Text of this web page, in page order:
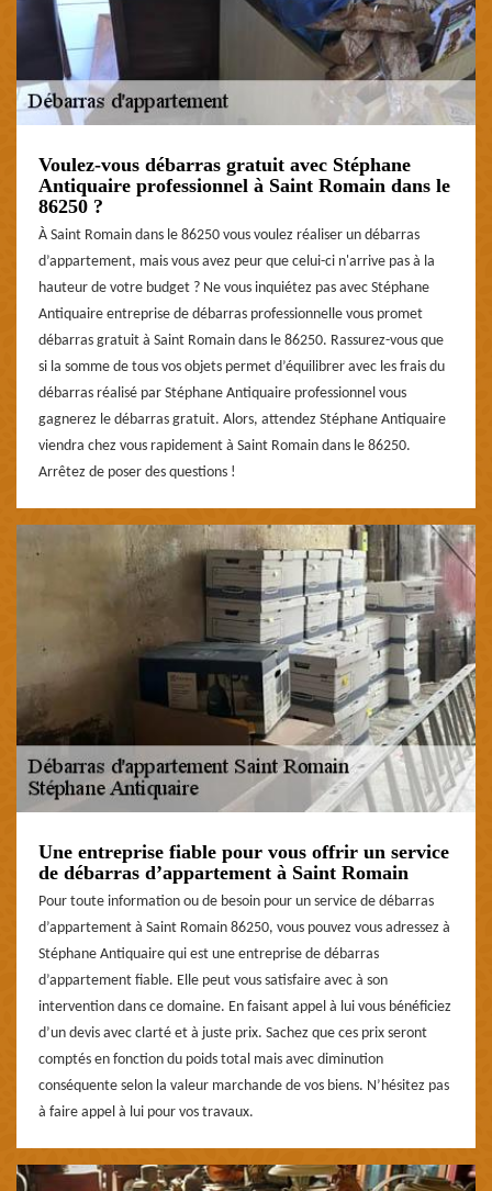
Voulez-vous débarras gratuit avec Stéphane
Antiquaire professionnel à Saint Romain dans le
86250 ?
À Saint Romain dans le 86250 vous voulez réaliser un débarras
d’appartement, mais vous avez peur que celui-ci n'arrive pas à la
hauteur de votre budget ? Ne vous inquiétez pas avec Stéphane
Antiquaire entreprise de débarras professionnelle vous promet
débarras gratuit à Saint Romain dans le 86250. Rassurez-vous que
si la somme de tous vos objets permet d’équilibrer avec les frais du
débarras réalisé par Stéphane Antiquaire professionnel vous
gagnerez le débarras gratuit. Alors, attendez Stéphane Antiquaire
viendra chez vous rapidement à Saint Romain dans le 86250.
Arrêtez de poser des questions !
Une entreprise fiable pour vous offrir un service
de débarras d’appartement à Saint Romain
Pour toute information ou de besoin pour un service de débarras
d’appartement à Saint Romain 86250, vous pouvez vous adressez à
Stéphane Antiquaire qui est une entreprise de débarras
d’appartement fiable. Elle peut vous satisfaire avec à son
intervention dans ce domaine. En faisant appel à lui vous bénéficiez
d’un devis avec clarté et à juste prix. Sachez que ces prix seront
comptés en fonction du poids total mais avec diminution
conséquente selon la valeur marchande de vos biens. N’hésitez pas
à faire appel à lui pour vos travaux.